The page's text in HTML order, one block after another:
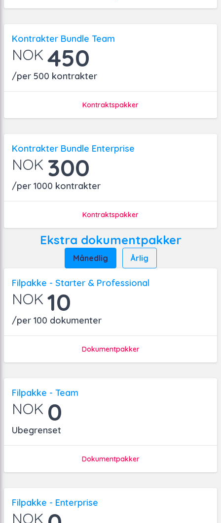
Kontrakter Bundle Team
NOK 450
/per 500 kontrakter
Kontraktspakker
Kontrakter Bundle Enterprise
NOK 300
/per 1000 kontrakter
Kontraktspakker
Ekstra dokumentpakker
Månedlig Årlig
Filpakke - Starter & Professional
NOK 10
/per 100 dokumenter
Dokumentpakker
Filpakke - Team
NOK 0
Ubegrenset
Dokumentpakker
Filpakke - Enterprise
NOK